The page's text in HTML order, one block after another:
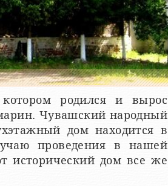
родился и вырос
Чувашский народный
дом находится в
проведения в нашей
исторический дом все же